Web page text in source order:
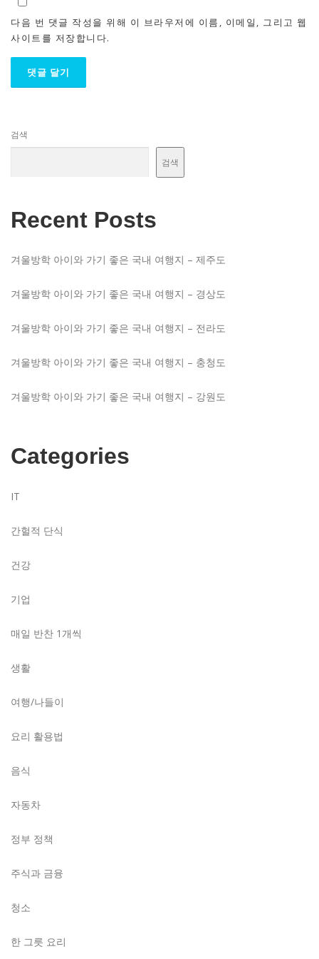
다음 번 댓글 작성을 위해 이 브라우저에 이름, 이메일, 그리고 웹
사이트를 저장합니다.
검색
검색
Recent Posts
겨울방학 아이와 가기 좋은 국내 여행지 – 제주도
겨울방학 아이와 가기 좋은 국내 여행지 – 경상도
겨울방학 아이와 가기 좋은 국내 여행지 – 전라도
겨울방학 아이와 가기 좋은 국내 여행지 – 충청도
겨울방학 아이와 가기 좋은 국내 여행지 – 강원도
Categories
IT
간헐적 단식
건강
기업
매일 반찬 1개씩
생활
여행/나들이
요리 활용법
음식
자동차
정부 정책
주식과 금융
청소
한 그릇 요리